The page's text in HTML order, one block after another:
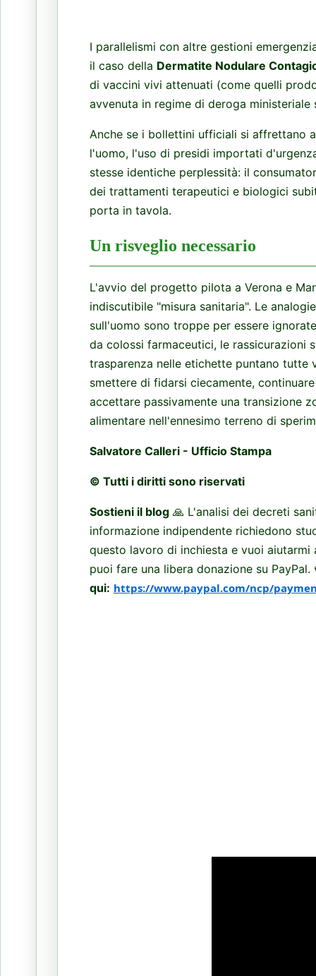
I parallelismi con altre gestioni
il caso della Dermatite Nodulare
di vaccini vivi attenuati (come quelli
avvenuta in regime di deroga ministeriale
Anche se i bollettini ufficiali si affrettano
l'uomo, l'uso di presidi importati
stesse identiche perplessità: il
dei trattamenti terapeutici e biologici
porta in tavola.
Un risveglio necessario
L'avvio del progetto pilota a Verona e
indiscutibile "misura sanitaria". Le
sull'uomo sono troppe per essere
da colossi farmaceutici, le rassicurazioni
trasparenza nelle etichette puntano tutte
smettere di fidarsi ciecamente,
accettare passivamente una transizione
alimentare nell'ennesimo terreno di
Salvatore Calleri - Ufficio Stampa
© Tutti i diritti sono riservati
Sostieni il blog🙏 L'analisi dei decreti
informazione indipendente richiedono
questo lavoro di inchiesta e vuoi
puoi fare una libera donazione su
qui: https://www.paypal.com/ncp/